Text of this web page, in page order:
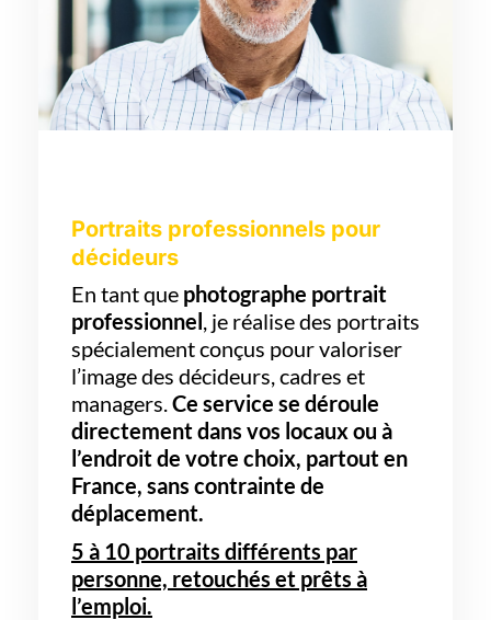
Portraits professionnels pour
décideurs
En tant que photographe portrait
professionnel , je réalise des portraits
spécialement conçus pour valoriser
l’image des décideurs, cadres et
managers. Ce service se déroule
directement dans vos locaux ou à
l’endroit de votre choix, partout en
France, sans contrainte de
déplacement.
5 à 10 portraits différents par
personne, retouchés et prêts à
l’emploi.